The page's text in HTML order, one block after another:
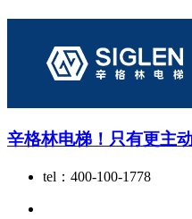
辛格林电梯！只有更主
tel：400-100-1778